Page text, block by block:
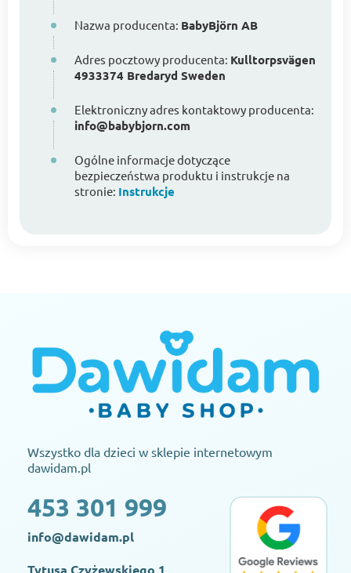
Nazwa producenta: BabyBjörn AB
Adres pocztowy producenta: Kulltorpsvägen
4933374 Bredaryd Sweden
Elektroniczny adres kontaktowy producenta:
info@babybjorn.com
Ogólne informacje dotyczące
bezpieczeństwa produktu i instrukcje na
stronie: Instrukcje
Wszystko dla dzieci w sklepie internetowym
dawidam.pl
453 301 999
info@dawidam.pl